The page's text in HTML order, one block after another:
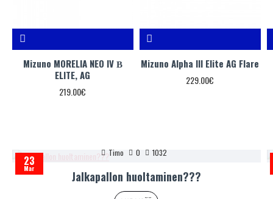
Mizuno MORELIA NEO IV Β
ELITE, AG
219.00€
Mizuno Alpha III Elite AG Flare
229.00€
23
Mar
Timo 0 1032
Jalkapallon huoltaminen???